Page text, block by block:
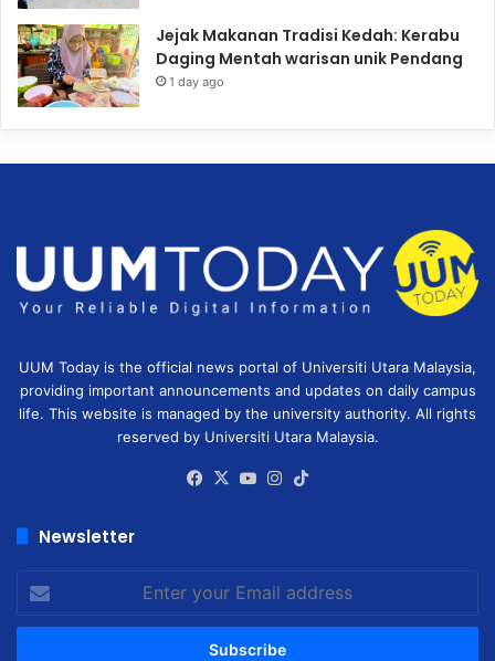
Jejak Makanan Tradisi Kedah: Kerabu
Daging Mentah warisan unik Pendang
1 day ago
UUM Today is the official news portal of Universiti Utara Malaysia,
providing important announcements and updates on daily campus
life. This website is managed by the university authority. All rights
reserved by Universiti Utara Malaysia.
Facebook
X YouTubeInstagram
Newsletter
your
Email